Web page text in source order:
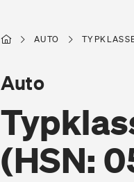
AUTO
(HSN:
Auto